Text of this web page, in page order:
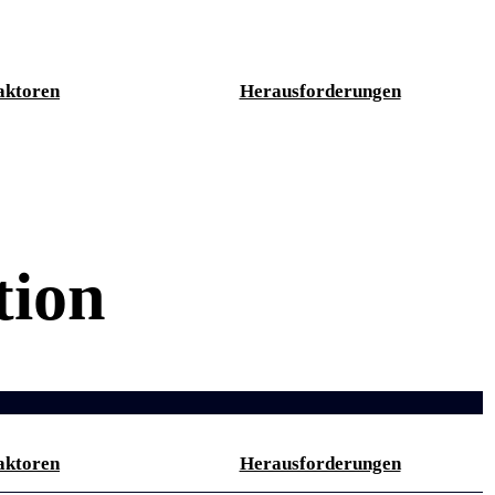
Herausforderungen
Herausforderungen